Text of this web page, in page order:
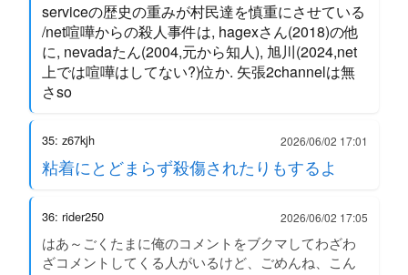
serviceの歴史の重みが村民達を慎重にさせている
/net喧嘩からの殺人事件は, hagexさん(2018)の他
に, nevadaたん(2004,元から知人), 旭川(2024,net
上では喧嘩はしてない?)位か. 矢張2channelは無
さso
35: z67kjh 2026/06/02 17:01
粘着にとどまらず殺傷されたりもするよ
36: rider250 2026/06/02 17:05
はあ～ごくたまに俺のコメントをブクマしてわざわ
ざコメントしてくる人がいるけど、ごめんね、こん